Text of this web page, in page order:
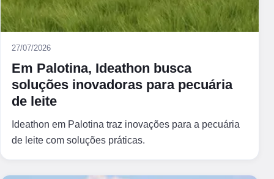
27/07/2026
Em Palotina, Ideathon busca
soluções inovadoras para pecuária
de leite
Ideathon em Palotina traz inovações para a pecuária
de leite com soluções práticas.